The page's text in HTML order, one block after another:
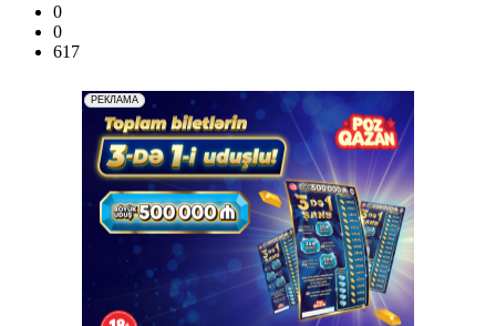
0
0
617